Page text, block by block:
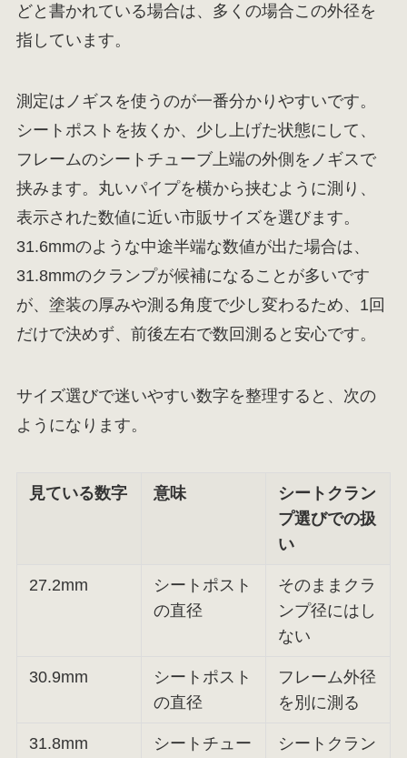
どと書かれている場合は、多くの場合この外径を
指しています。
測定はノギスを使うのが一番分かりやすいです。
シートポストを抜くか、少し上げた状態にして、
フレームのシートチューブ上端の外側をノギスで
挟みます。丸いパイプを横から挟むように測り、
表示された数値に近い市販サイズを選びます。
31.6mmのような中途半端な数値が出た場合は、
31.8mmのクランプが候補になることが多いです
が、塗装の厚みや測る角度で少し変わるため、1回
だけで決めず、前後左右で数回測ると安心です。
サイズ選びで迷いやすい数字を整理すると、次の
ようになります。
見ている数字 意味
シートクラン
プ選びでの扱
い
27.2mm
シートポスト
の直径
そのままクラ
ンプ径にはし
ない
30.9mm
シートポスト
の直径
フレーム外径
を別に測る
31.8mm シートチュー シートクラン